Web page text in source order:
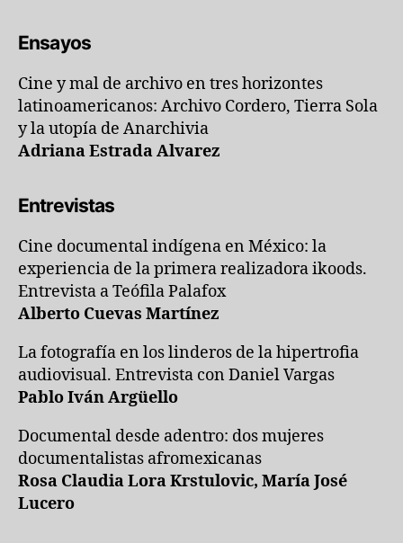
Ensayos
Cine y mal de archivo en tres horizontes
latinoamericanos: Archivo Cordero, Tierra Sola
y la utopía de Anarchivia
Adriana Estrada Alvarez
Entrevistas
Cine documental indígena en México: la
experiencia de la primera realizadora ikoods.
Entrevista a Teófila Palafox
Alberto Cuevas Martínez
La fotografía en los linderos de la hipertrofia
audiovisual. Entrevista con Daniel Vargas
Pablo Iván Argüello
Documental desde adentro: dos mujeres
documentalistas afromexicanas
Rosa Claudia Lora Krstulovic, María José
Lucero